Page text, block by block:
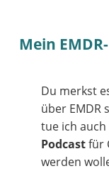
Mein
Du merkst
über EMDR
tue ich auch
Podcastfür
werden